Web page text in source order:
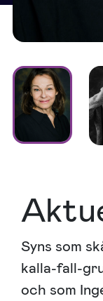
Syns som
kalla-fall-
och som